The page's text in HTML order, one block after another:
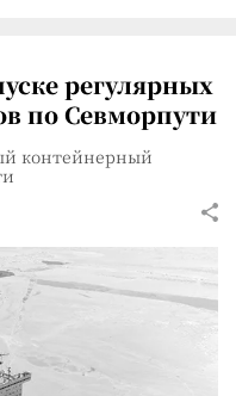
регулярных
по Севморпути
контейнерный